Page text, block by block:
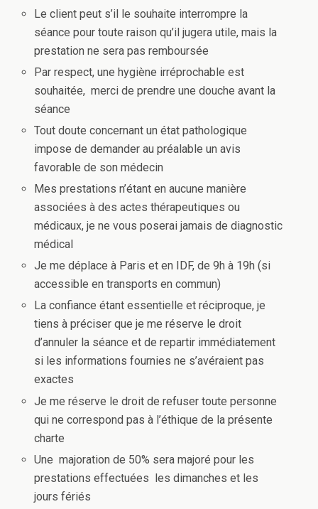
Le client peut s’il le souhaite interrompre la
séance pour toute raison qu’il jugera utile, mais la
prestation ne sera pas remboursée
Par respect, une hygiène irréprochable est
souhaitée, merci de prendre une douche avant la
séance
Tout doute concernant un état pathologique
impose de demander au préalable un avis
favorable de son médecin
Mes prestations n’étant en aucune manière
associées à des actes thérapeutiques ou
médicaux, je ne vous poserai jamais de diagnostic
médical
Je me déplace à Paris et en IDF, de 9h à 19h (si
accessible en transports en commun)
La confiance étant essentielle et réciproque, je
tiens à préciser que je me réserve le droit
d’annuler la séance et de repartir immédiatement
si les informations fournies ne s’avéraient pas
exactes
Je me réserve le droit de refuser toute personne
qui ne correspond pas à l’éthique de la présente
charte
Une majoration de 50% sera majoré pour les
prestations effectuées les dimanches et les
jours fériés